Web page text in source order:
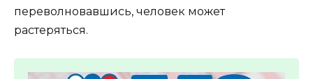
переволновавшись, человек может
растеряться.